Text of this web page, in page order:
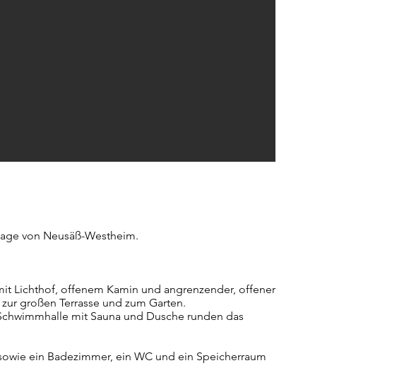
von Neusäß-Westheim.
Lichthof, offenem Kamin und angrenzender, offener
großen Terrasse und zum Garten.
mit Sauna und Dusche runden das
ein Badezimmer, ein WC und ein Speicherraum